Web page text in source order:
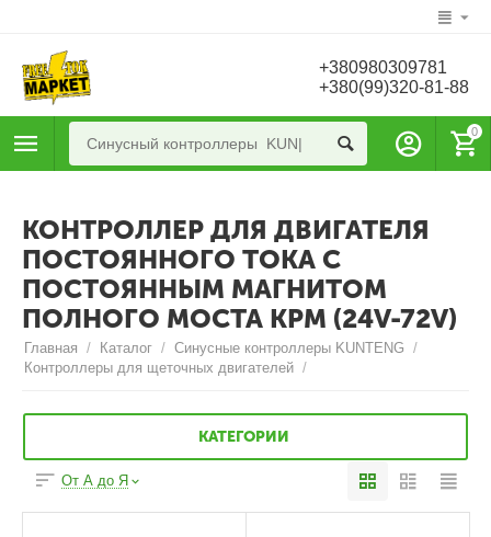
+380980309781
+380(99)320-81-88
0
КОНТРОЛЛЕР ДЛЯ ДВИГАТЕЛЯ
ПОСТОЯННОГО ТОКА С
ПОСТОЯННЫМ МАГНИТОМ
ПОЛНОГО МОСТА KPM (24V-72V)
Главная / Каталог / Синусные контроллеры KUNTENG
/
Контроллеры для щеточных двигателей /
КАТЕГОРИИ
От А до Я